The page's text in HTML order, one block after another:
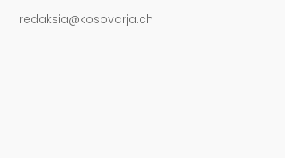
redaksia@kosovarja.ch